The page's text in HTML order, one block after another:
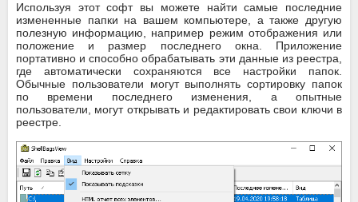
Используя этот софт вы можете найти самые последние
измененные папки на вашем компьютере, а также другую
полезную информацию, например режим отображения или
положение и размер последнего окна. Приложение
портативно и способно обрабатывать эти данные из реестра,
где автоматически сохраняются все настройки папок.
Обычные пользователи могут выполнять сортировку папок
по времени последнего изменения, а опытные
пользователи, могут открывать и редактировать свои ключи в
реестре.